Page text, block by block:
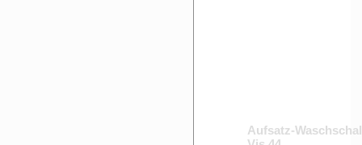
Aufsatz-